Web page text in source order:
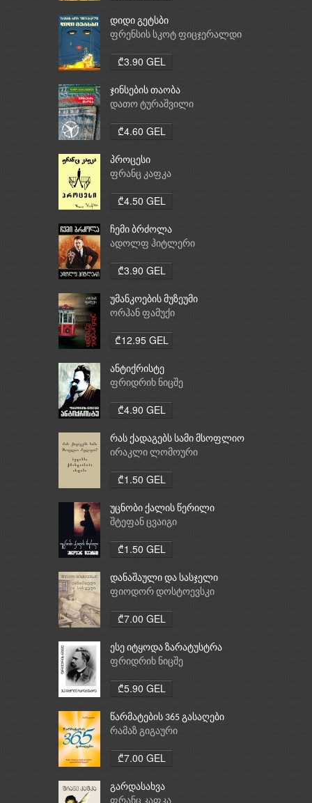
დიდი გეტსბი
ფრენსის სკოტ ფიცჯერალდი
₾3.90 GEL
ჯინსების თაობა
დათო ტურაშვილი
₾4.60 GEL
პროცესი
ფრანც კაფკა
₾4.50 GEL
ჩემი ბრძოლა
ადოლფ ჰიტლერი
₾3.90 GEL
უმანკოების მუზეუმი
ორჰან ფამუქი
₾12.95 GEL
ანტიქრისტე
ფრიდრიხ ნიცშე
₾4.90 GEL
რას ქადაგებს სამი მსოფლიო
რელიგია: ბუდიზმი,
ირაკლი ლომოური
₾1.50 GEL
უცნობი ქალის წერილი
შტეფან ცვაიგი
₾1.50 GEL
დანაშაული და სასჯელი
ფიოდორ დოსტოევსკი
₾7.00 GEL
ესე იტყოდა ზარატუსტრა
ფრიდრიხ ნიცშე
₾5.90 GEL
წარმატების 365 გასაღები
რამაზ გიგაური
₾7.00 GEL
გარდასახვა